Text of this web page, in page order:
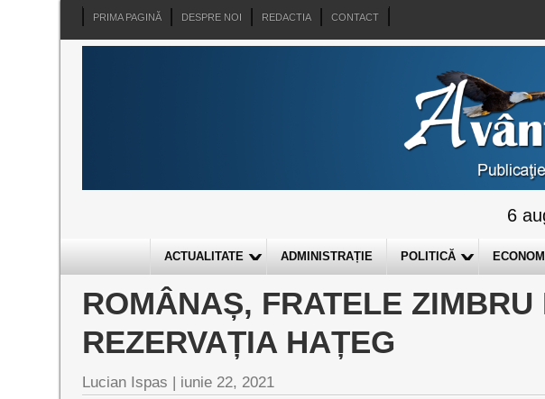
PRIMA PAGINĂ DESPRE NOI REDACTIA CONTACT
6
ACTUALITATE ADMINISTRAȚIE POLITICĂ
ROMÂNAȘ, FRATELE ZIMBRU
REZERVAȚIA HAȚEG
Lucian Ispas | iunie 22, 2021